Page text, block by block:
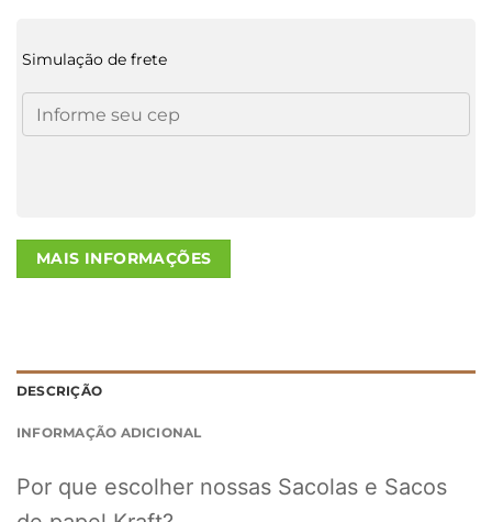
Simulação de frete
MAIS INFORMAÇÕES
DESCRIÇÃO
INFORMAÇÃO ADICIONAL
Por que escolher nossas Sacolas e Sacos